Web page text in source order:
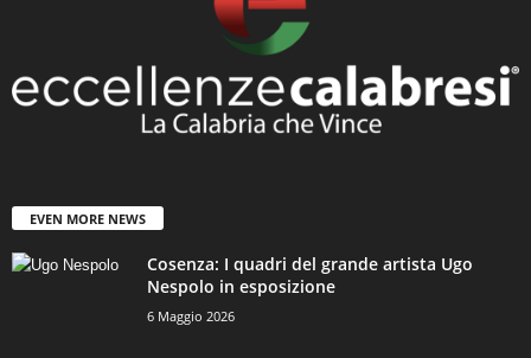
EVEN MORE NEWS
Cosenza: I quadri del grande artista Ugo
Nespolo in esposizione
6 Maggio 2026